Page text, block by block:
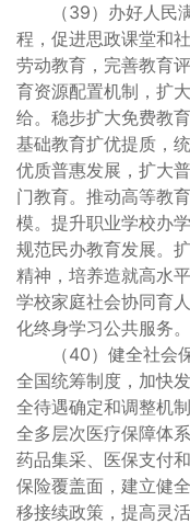
（39）办好人民满
程，促进思政课堂和
劳动教育，完善教育
育资源配置机制，扩
给。稳步扩大免费教
基础教育扩优提质，
优质普惠发展，扩大
门教育。推动高等教
模。提升职业学校办
规范民办教育发展。
精神，培养造就高水
学校家庭社会协同育
化终身学习公共服务。
（40）健全社会保
全国统筹制度，加快
全待遇确定和调整机
全多层次医疗保障体
药品集采、医保支付
保险覆盖面，建立健
移接续政策，提高灵